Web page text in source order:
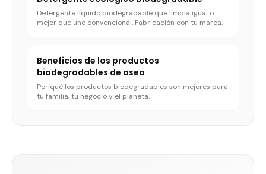
Detergente líquido biodegradable que limpia igual o
mejor que uno convencional. Fabricación con tu marca.
Beneficios de los productos
biodegradables de aseo
Por qué los productos biodegradables son mejores para
tu familia, tu negocio y el planeta.